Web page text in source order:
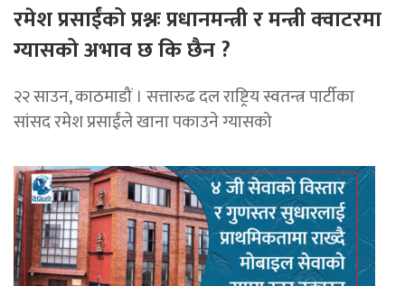
रमेश प्रसाईंको प्रश्नः प्रधानमन्त्री र मन्त्री क्वाटरमा
ग्यासको अभाव छ कि छैन ?
२२ साउन, काठमाडौं । सत्तारुढ दल राष्ट्रिय स्वतन्त्र पार्टीका
सांसद रमेश प्रसाईंले खाना पकाउने ग्यासको